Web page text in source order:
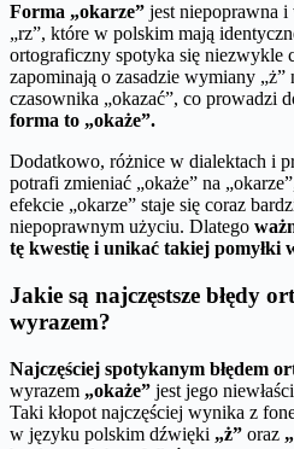
Forma „okarze” jest niepoprawna
„rz”, które w polskim mają
ortograficzny spotyka się niezwykle
zapominają o zasadzie wymiany
czasownika „okazać”, co prowadzi
forma to „okaże”.
Dodatkowo, różnice w dialektach i
potrafi zmieniać „okaże” na
efekcie „okarze” staje się coraz
niepoprawnym użyciu. Dlatego
tę kwestię i unikać takiej pomyłki
Jakie są najczęstsze błędy
wyrazem?
Najczęściej spotykanym błędem
wyrazem „okaże” jest jego
Taki kłopot najczęściej wynika z
w języku polskim dźwięki „ż” oraz